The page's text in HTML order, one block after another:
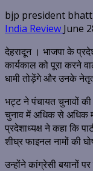
bjp president
India Review June
देहरादून । भाजपा के
कार्यकाल को पूरा करने
धामी तोड़ेंगे और उनके
भट्ट ने पंचायत चुनावों
चुनाव में अधिक से अधिक
प्रदेशाध्यक्ष ने कहा कि
शीघ्र फाइनल नामों की
उन्होंने कांग्रेसी बयानों